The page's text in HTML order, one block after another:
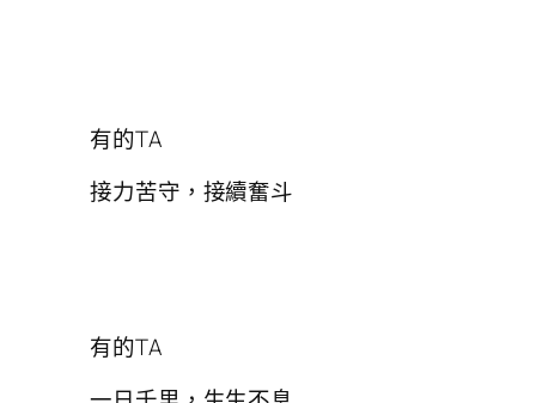
有的TA
接力苦守，接續奮斗
有的TA